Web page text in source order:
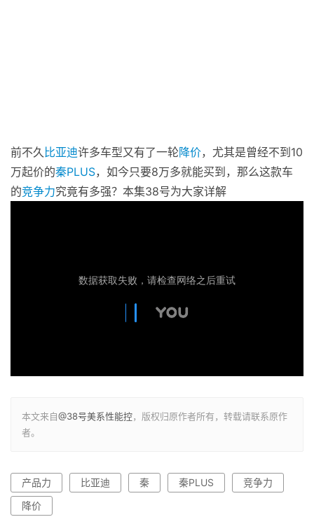
前不久 比亚迪许多车型又有了一轮降价，尤其是曾经不到10
万起价的秦PLUS，如今只要8万多就能买到，那么这款车
的竞争力究竟有多强？本集38号为大家详解
本文来自@38号美系性能控，版权归原作者所有，转载请联系原作
者。
产品力 比亚迪 秦 秦PLUS
竞争力
降价